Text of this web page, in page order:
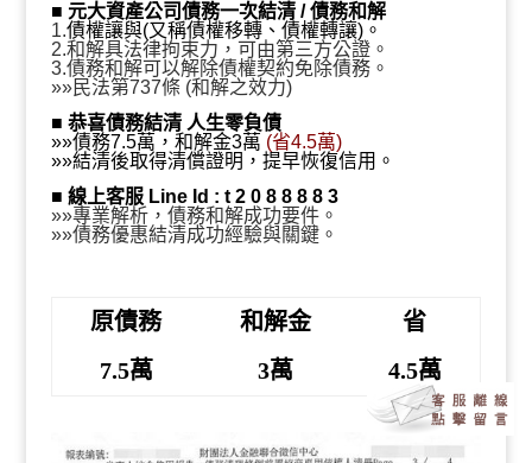
和解金3萬、省4.5萬』
■ 元大資產公司債務一次結清 / 債務和解
1.債權讓與(又稱債權移轉、債權轉讓)。
2.和解具法律拘束力，可由第三方公證。
3.債務和解可以解除債權契約免除債務。
»»民法第737條 (和解之效力)
■ 恭喜債務結清 人生零負債
»»債務7.5萬，和解金3萬 (省4.5萬)
»»結清後取得清償證明，提早恢復信用。
■ 線上客服 Line Id : t 2 0 8 8 8 8 3
»»專業解析，債務和解成功要件。
»»債務優惠結清成功經驗與關鍵。
原債務 和解金
省
7.5萬
3萬 4.5萬